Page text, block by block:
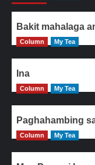
Bakit mahalaga
Column My Tea
Ina
Column My Tea
Paghahambing
Column My Tea